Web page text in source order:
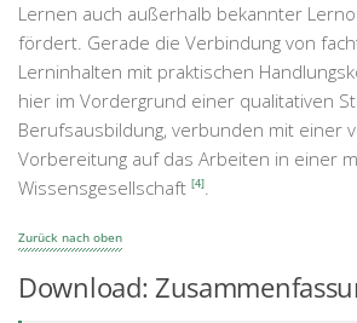
Lernen auch außerhalb bekannter
fördert. Gerade die Verbindung von
Lerninhalten mit praktischen
hier im Vordergrund einer qualitativen
Berufsausbildung, verbunden mit einer
Vorbereitung auf das Arbeiten in einer
Wissensgesellschaft [4].
Zurück nach oben
Download: